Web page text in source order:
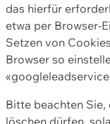
das hierfür
etwa per Browser-
Setzen von
Browser so
Bitte beachten